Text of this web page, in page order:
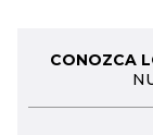
CONOZCA